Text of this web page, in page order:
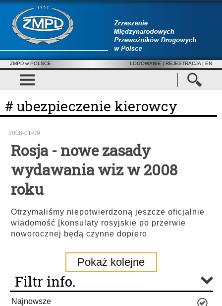
ZMPD w POLSCE LOGOWANIE | REJESTRACJA | EN
# ubezpieczenie kierowcy
2008-01-09
Rosja - nowe zasady
wydawania wiz w 2008
roku
Otrzymaliśmy niepotwierdzoną jeszcze oficjalnie
wiadomość [konsulaty rosyjskie po przerwie
noworocznej będą czynne dopiero
Pokaż kolejne
Filtr info.
Najnowsze